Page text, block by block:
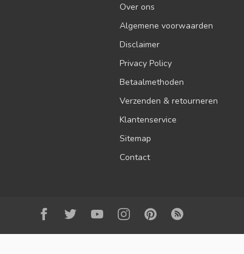
Over ons
Algemene voorwaarden
Disclaimer
Privacy Policy
Betaalmethoden
Verzenden & retourneren
Klantenservice
Sitemap
Contact